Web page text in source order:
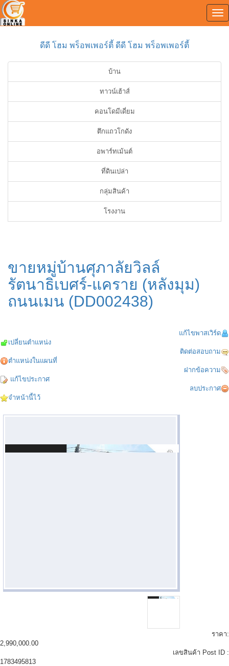
ดีดี โฮม พร็อพเพอร์ตี้ ดีดี โฮม พร็อพเพอร์ตี้
บ้าน
ทาวน์เฮ้าส์
คอนโดมีเดี่ยม
ตึกแถวโกดัง
อพาร์ทเม้นต์
ที่ดินเปล่า
กลุ่มสินค้า
โรงงาน
ขายหมู่บ้านศุภาลัยวิลล์
รัตนาธิเบศร์-แคราย (หลังมุม)
ถนนเมน (DD002438)
แก้ไขพาสเวิร์ด
เปลี่ยนตำแหน่ง
ติดต่อสอบถาม
ตำแหน่งในแผนที่
ฝากข้อความ
แก้ไขประกาศ
ลบประกาศ
จำหน้านี้ไว้
ราคา:
2,990,000.00
เลขสินค้า Post ID :
1783495813